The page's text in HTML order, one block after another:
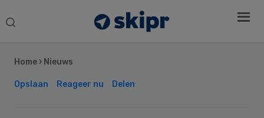
Search
Home › Nieuws
Opslaan Reageer nu Delen
Sidebar